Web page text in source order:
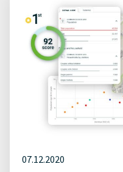
07.12.2020